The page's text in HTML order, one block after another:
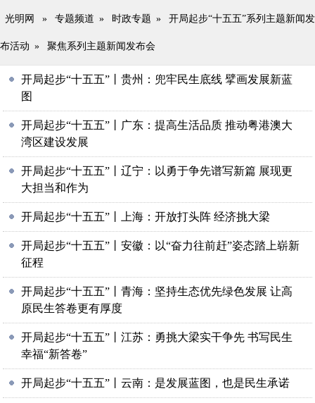
光明网 » 专题频道 » 时政专题 » 开局起步“十五五”系列主题新闻发
布活动 » 聚焦系列主题新闻发布会
开局起步“十五五”丨贵州：兜牢民生底线 擘画发展新蓝
图
开局起步“十五五”丨广东：提高生活品质 推动粤港澳大
湾区建设发展
开局起步“十五五”丨辽宁：以勇于争先谱写新篇 展现更
大担当和作为
开局起步“十五五”丨上海：开放打头阵 经济挑大梁
开局起步“十五五”丨安徽：以“奋力往前赶”姿态踏上崭新
征程
开局起步“十五五”丨青海：坚持生态优先绿色发展 让高
原民生答卷更有厚度
开局起步“十五五”丨江苏：勇挑大梁实干争先 书写民生
幸福“新答卷”
开局起步“十五五”丨云南：是发展蓝图，也是民生承诺